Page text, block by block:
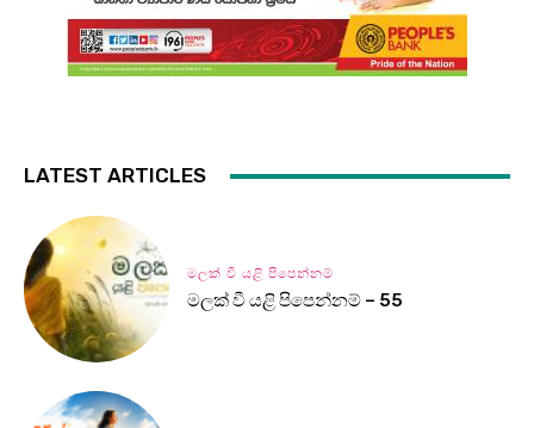
LATEST ARTICLES
මලක් වී යළි පිපෙන්නම්
මලක් වී යළි පිපෙන්නම් – 55